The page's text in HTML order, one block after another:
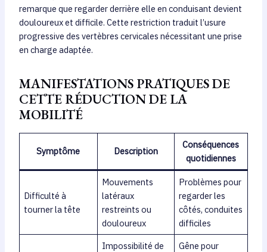
remarque que regarder derrière elle en conduisant devient
douloureux et difficile. Cette restriction traduit l’usure
progressive des vertèbres cervicales nécessitant une prise
en charge adaptée.
MANIFESTATIONS PRATIQUES DE
CETTE RÉDUCTION DE LA
MOBILITÉ
Symptôme Description
Conséquences
quotidiennes
Difficulté à
tourner la tête
Mouvements
latéraux
restreints ou
douloureux
Problèmes pour
regarder les
côtés, conduites
difficiles
Impossibilité de
Gêne pour